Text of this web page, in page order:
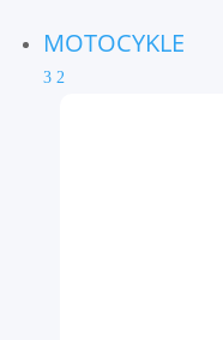
MOTOCYKLE
3 2